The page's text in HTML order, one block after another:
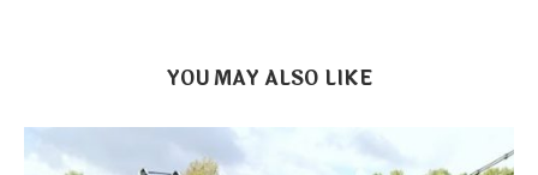
YOU MAY ALSO LIKE